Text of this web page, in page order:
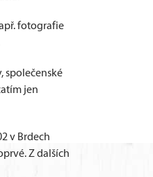
fotografie
společenské
jen
v Brdech
Z dalších